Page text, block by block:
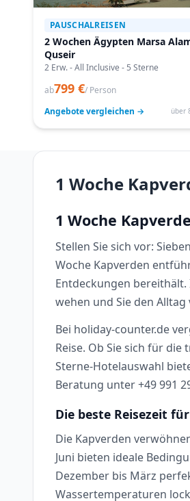
PAUSCHALREISEN
2 Wochen Ägypten Marsa
Quseir
2 Erw. - All Inclusive - 5 Sterne
ab799 €/ Person
Angebote vergleichen →
über
1 Woche
1 Woche
Stellen Sie sich vor:
Woche Kapverden
Entdeckungen
wehen und Sie den
Bei holiday-counter.de
Reise. Ob Sie sich für
Sterne-Hotelauswahl
Beratung unter +49 991
Die beste Reisezeit
Die Kapverden
Juni bieten ideale
Dezember bis März
Wassertemperaturen